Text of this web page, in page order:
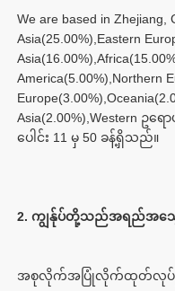
We are based in Zhejiang,
Asia(25.00%),Eastern
America(5.00%),Northern
Asia(2.00%),Western ဥ